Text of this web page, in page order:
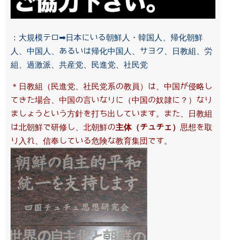
：大規模テロ➡日本にいる朝鮮人・韓国人、帰化朝鮮
人、中国人、あるいは帰化中国人、サヨク、日教組、労
組、過激派、共産党、民進党、社民党
＊日教組（民進党、社民党系の教員）は、中国が侵略し
てきた場合、中国の言いなりに（中国の奴隷に？）なり
ましょうという方針を打ち出しています。また、日教組
は北朝鮮で研修し、北朝鮮の主体（チュチェ） 思想を取
り入れ、信奉している危険な教育集団です。